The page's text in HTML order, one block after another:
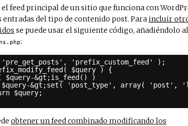
feed principal de un sitio que funciona con
entradas del tipo de contenido post. Paraincluir
se puede usar el siguiente código, añadiéndolo al
:
'prefix_custom_feed' );
$query ) {
&gt;is_feed() )
$query-&gt;set( 'post_type', array(
$query;
obtener un feed combinado modificando los